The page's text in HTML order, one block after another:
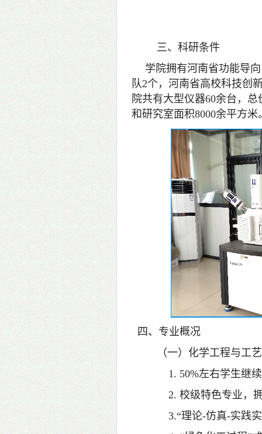
三、科研条件
学院拥有河南省功能导
队2个，河南省高校科技创
院共有大型仪器60余台，
和研究室面积8000余平方米
四、专业概况
（一）化学工程与工
1. 50%左右学生继
2. 校级特色专业，
3.“理论-仿真-实践